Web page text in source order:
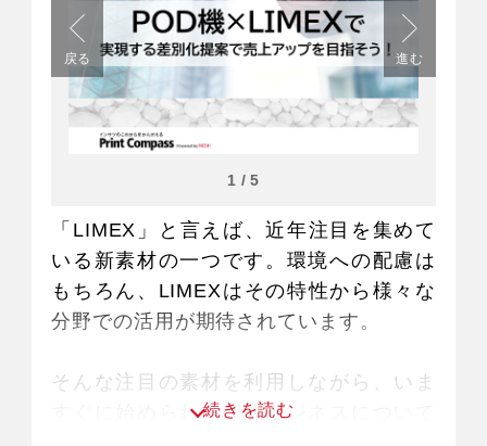
戻る 進む
1 / 5
「LIMEX」と言えば、近年注目を集めて
いる新素材の一つです。環境への配慮は
もちろん、LIMEXはその特性から様々な
分野での活用が期待されています。
そんな注目の素材を利用しながら、いま
すぐに始められる印刷ビジネスについて
続きを読む